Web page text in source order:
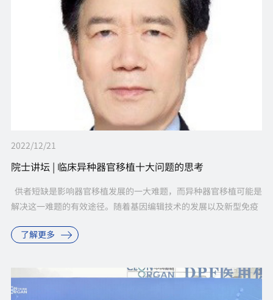
2022/12/21
院士讲坛 | 临床异种器官移植十大问题的思考
供者短缺是影响器官移植发展的一大难题，而异种器官移植可能是
解决这一难题的有效途径。随着基因编辑技术的发展以及新型免疫
多...了解更多